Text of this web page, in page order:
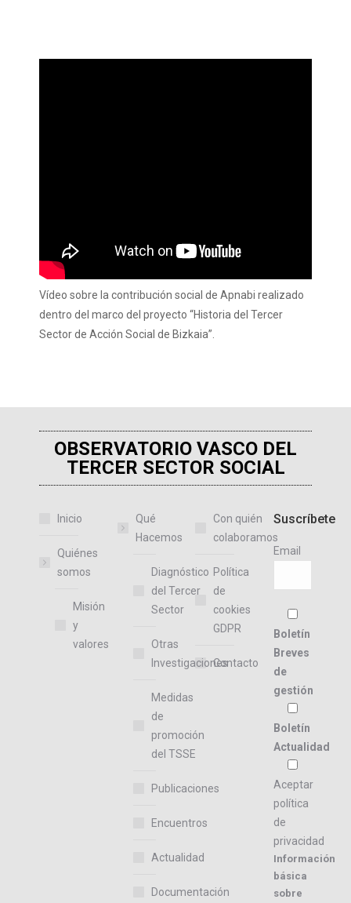
Vídeo sobre la contribución social de Apnabi realizado
dentro del marco del proyecto “Historia del Tercer
Sector de Acción Social de Bizkaia”.
OBSERVATORIO VASCO DEL
TERCER SECTOR SOCIAL
Inicio
Quiénes
somos
Misión
y
valores
Qué
Hacemos
Diagnóstico
del Tercer
Sector
Otras
Investigaciones
Medidas
de
promoción
del TSSE
Publicaciones
Encuentros
Actualidad
Documentación
Con quién
colaboramos
Política
de
cookies
GDPR
Contacto
Suscríbete
Email
Boletín
Breves
de
gestión
Boletín
Actualidad
Aceptar
política
de
privacidad
Información
básica
sobre